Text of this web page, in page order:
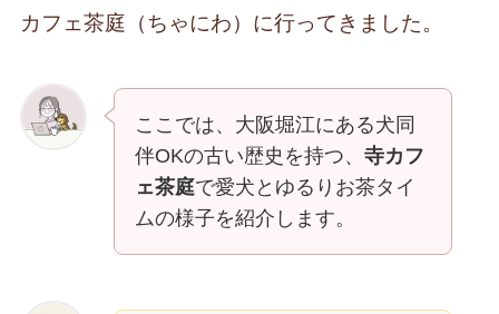
カフェ茶庭（ちゃにわ）に行ってきました。
ここでは、大阪堀江にある犬同
伴OKの古い歴史を持つ、 寺カフ
ェ茶庭で愛犬とゆるりお茶タイ
ムの様子を紹介します。